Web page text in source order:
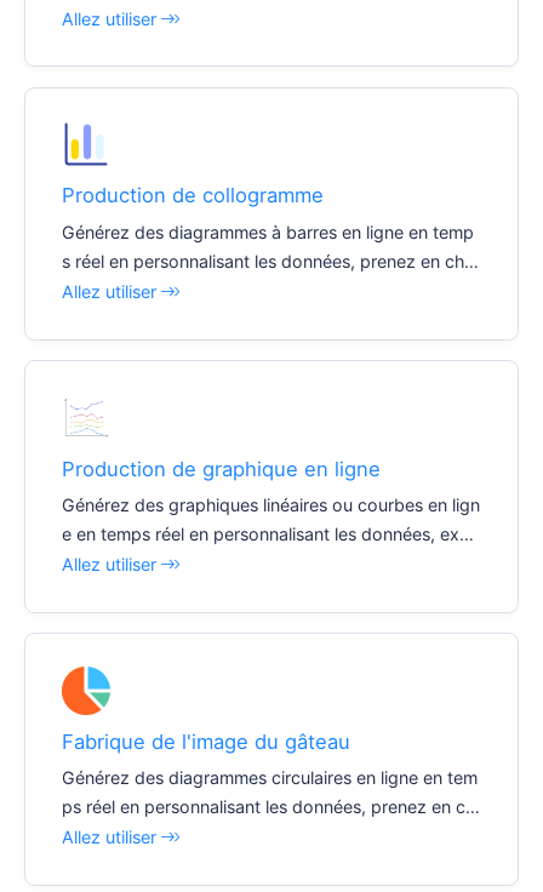
un seul clic et insérez facilement divers documents e
Allez utiliser
Production de collogramme
Générez des diagrammes à barres en ligne en temp
s réel en personnalisant les données, prenez en char
ge l'exportation d'images en un seul clic et insérez f
Allez utiliser
Production de graphique en ligne
Générez des graphiques linéaires ou courbes en lign
e en temps réel en personnalisant les données, expo
rtez des images en un seul clic et insérez facilement
Allez utiliser
Fabrique de l'image du gâteau
Générez des diagrammes circulaires en ligne en tem
ps réel en personnalisant les données, prenez en ch
arge l'exportation d'images en un seul clic et insérez
Allez utiliser